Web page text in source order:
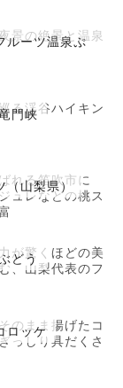
ルーツ温泉ぷ
景の絶景と温泉
門峡
る渓谷ハイキン
（山梨県）
れる笛吹市に
ュレなどの桃ス
どう
が驚くほどの美
、山梨代表のフ
ロッケ
のまま揚げたコ
っしり具だくさ